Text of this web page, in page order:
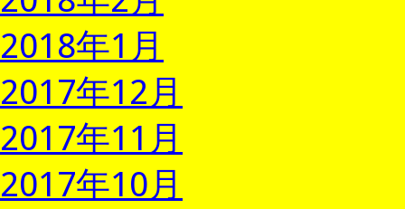
2018年1月
2017年12月
2017年11月
2017年10月